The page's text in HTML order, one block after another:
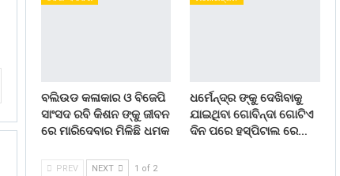
ବଲିଉଡ କଳାକାର ଓ ବିଜେପି
ସାଂସଦ ରବି କିଶନ ଙ୍କୁ ଜୀବନ
ରେ ମାରିଦେବାର ମିଳିଛି ଧମକ
ଧର୍ମେନ୍ଦ୍ର ଙ୍କୁ ଦେଖିବାକୁ
ଯାଇଥିବା ଗୋବିନ୍ଦା ଗୋଟିଏ
ଦିନ ପରେ ହସ୍ପିଟାଲ ରେ…
PREV NEXT 1 of 2